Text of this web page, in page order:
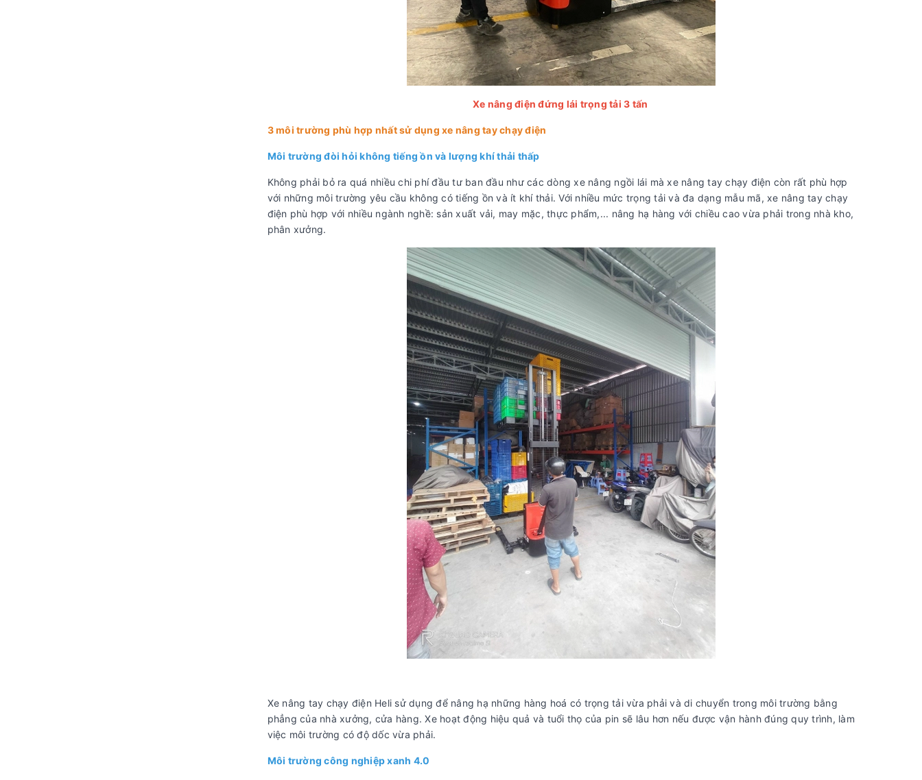
Xe nâng điện đứng lái trọng tải 3 tấn
3 môi trường phù hợp nhất sử dụng xe nâng tay chạy điện
Môi trường đòi hỏi không tiếng ồn và lượng khí thải thấp
Không phải bỏ ra quá nhiều chi phí đầu tư ban đầu như các dòng xe nâng ngồi lái mà xe nâng tay chạy điện còn rất phù hợp
với những môi trường yêu cầu không có tiếng ồn và ít khí thải. Với nhiều mức trọng tải và đa dạng mẫu mã, xe nâng tay chạy
điện phù hợp với nhiều ngành nghề: sản xuất vải, may mặc, thực phẩm,... nâng hạ hàng với chiều cao vừa phải trong nhà kho,
phân xưởng.
Xe nâng tay chạy điện Heli sử dụng để nâng hạ những hàng hoá có trọng tải vừa phải và di chuyển trong môi trường bằng
phẳng của nhà xưởng, cửa hàng. Xe hoạt động hiệu quả và tuổi thọ của pin sẽ lâu hơn nếu được vận hành đúng quy trình, làm
việc môi trường có độ dốc vừa phải.
Môi trường công nghiệp xanh 4.0